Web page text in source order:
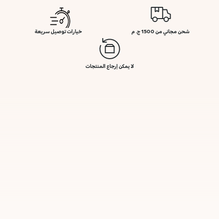
شحن مجاني من 1500 ج. م خيارات توصيل سريعة
لا يمكن إرجاع المنتجات